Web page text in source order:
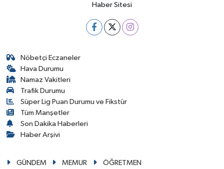
Haber Sitesi
Nöbetçi Eczaneler
Hava Durumu
Namaz Vakitleri
Trafik Durumu
Süper Lig Puan Durumu ve Fikstür
Tüm Manşetler
Son Dakika Haberleri
Haber Arşivi
GÜNDEM MEMUR
ÖĞRETMEN